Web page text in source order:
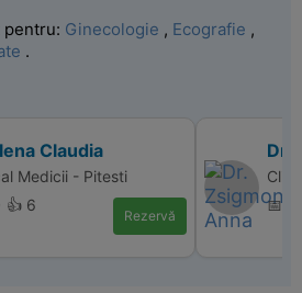
Ginecologie , Ecografie ,
.
Claudia
Medicii - Pitesti
👍 6
Rezervă
Dr.
📅